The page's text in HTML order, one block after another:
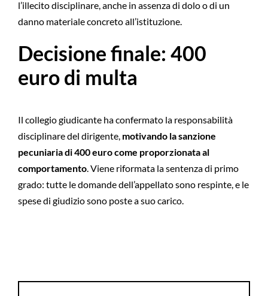
l’illecito disciplinare, anche in assenza di dolo o di un
danno materiale concreto all’istituzione.
Decisione finale: 400
euro di multa
Il collegio giudicante ha confermato la responsabilità
disciplinare del dirigente,motivando la sanzione
pecuniaria di 400 euro come proporzionata al
comportamento. Viene riformata la sentenza di primo
grado: tutte le domande dell’appellato sono respinte, e le
spese di giudizio sono poste a suo carico.